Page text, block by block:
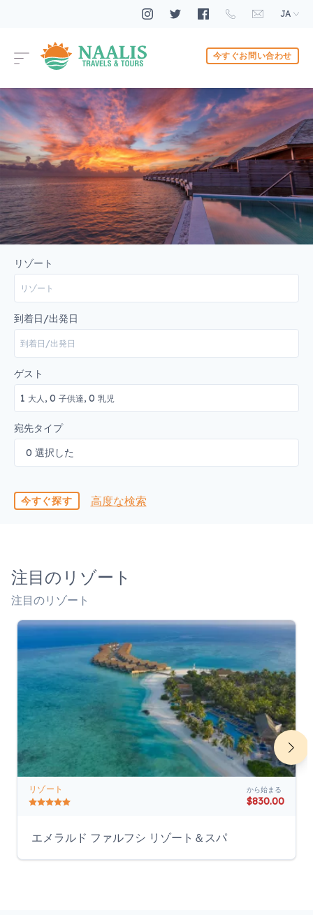
JA
今すぐお問い合わせ
リゾート
到着日/出発日
ゲスト
1 大人, 0 子供達, 0 乳児
宛先タイプ
0 選択した
今すぐ探す 高度な検索
注目のリゾート
注目のリゾート
リゾート から始まる
$830.00
エメラルド ファルフシ リゾート＆スパ